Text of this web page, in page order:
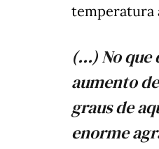
temperatura
(...) No
aumento
graus de
enorme